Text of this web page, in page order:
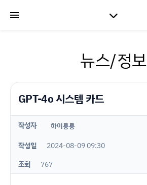
뉴스/정보
GPT-4o 시스템 카드
작성자 하이룽룽
작성일
2024-08-09 09:30
조회
767